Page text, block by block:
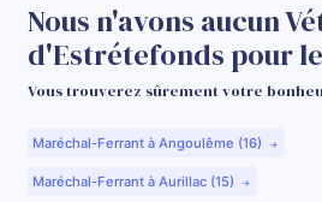
Nous n'avons aucun
d'Estrétefonds pour
Vous trouverez sûrement votre
Maréchal-Ferrant à Angoulême (16)
Maréchal-Ferrant à Aurillac (15)